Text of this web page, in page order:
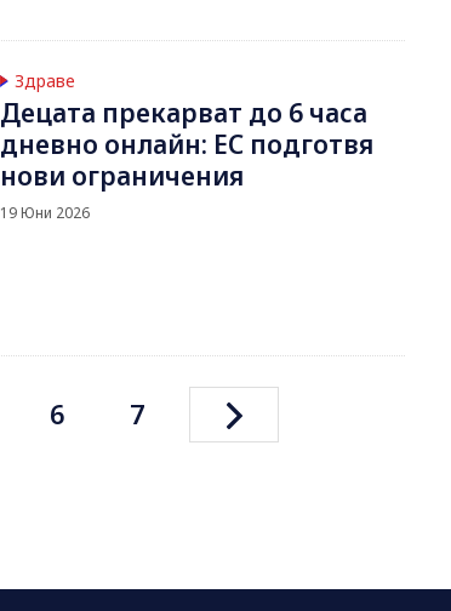
Здраве
Децата прекарват до 6 часа
дневно онлайн: ЕС подготвя
нови ограничения
19 Юни 2026
6 7